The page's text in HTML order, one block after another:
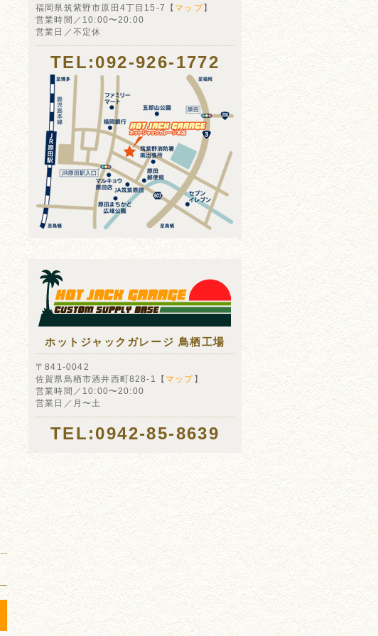
福岡県筑紫野市原田4丁目15-7【 マップ】
営業時間／10:00〜20:00
営業日／不定休
TEL:092-926-1772
ホットジャックガレージ 鳥栖工場
〒841-0042
佐賀県鳥栖市酒井西町828-1【 マップ 】
営業時間／10:00〜20:00
営業日／月〜土
TEL:0942-85-8639